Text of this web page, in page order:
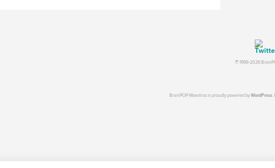
© 1999-2026
BrainPOP Maestros is proudly powered byWordPress.